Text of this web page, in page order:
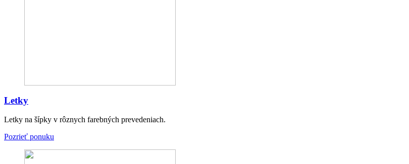
Letky
Letky na šípky v rôznych farebných prevedeniach.
Pozrieť ponuku